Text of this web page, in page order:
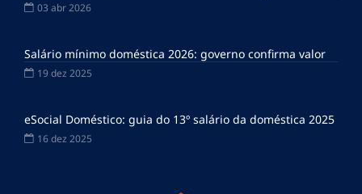
03 abr 2026
Salário mínimo doméstica 2026: governo confirma valor
19 dez 2025
eSocial Doméstico: guia do 13º salário da doméstica 2025
16 dez 2025